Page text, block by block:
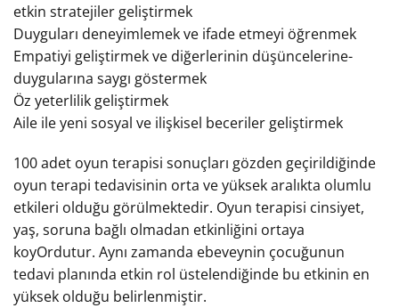
etkin stratejiler geliştirmek
Duyguları deneyimlemek ve ifade etmeyi öğrenmek
Empatiyi geliştirmek ve diğerlerinin düşüncelerine-
duygularına saygı göstermek
Öz yeterlilik geliştirmek
Aile ile yeni sosyal ve ilişkisel beceriler geliştirmek
100 adet oyun terapisi sonuçları gözden geçirildiğinde
oyun terapi tedavisinin orta ve yüksek aralıkta olumlu
etkileri olduğu görülmektedir. Oyun terapisi cinsiyet,
yaş, soruna bağlı olmadan etkinliğini ortaya
koyOrdutur. Aynı zamanda ebeveynin çocuğunun
tedavi planında etkin rol üstelendiğinde bu etkinin en
yüksek olduğu belirlenmiştir.